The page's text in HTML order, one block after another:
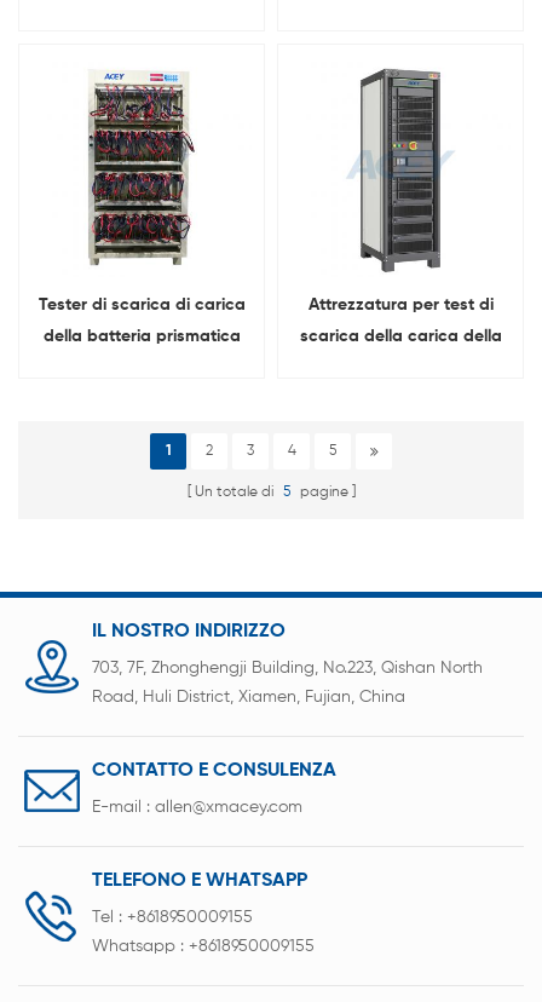
16/32CHS
cilindriche/prismatiche/a
sacchetto
Tester di scarica di carica
della batteria prismatica
coccodrillo
Attrezzatura per test di
scarica della carica della
1 2 3 4 5
Un totale di 5 pagine
IL NOSTRO INDIRIZZO
703, 7F, Zhonghengji Building, No.223, Qishan North
Road, Huli District, Xiamen, Fujian, China
CONTATTO E CONSULENZA
E-mail : allen@xmacey.com
TELEFONO E WHATSAPP
Tel : +8618950009155
Whatsapp : +8618950009155